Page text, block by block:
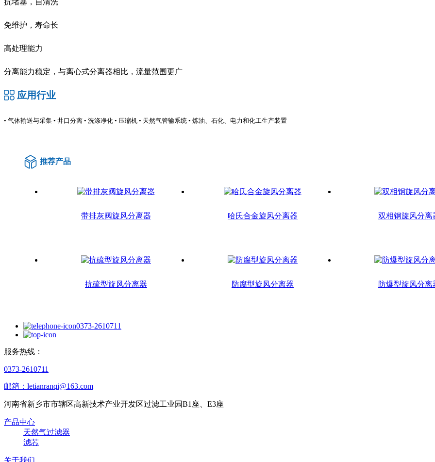
免维护，寿命长
高处理能力
分离能力稳定，与离心式分离器相比，流量范围更广
应用行业
• 气体输送与采集 • 井口分离 • 洗涤净化 • 压缩机 • 天然气管输系统 • 炼油、石化、电力和化工生产装置
推荐产品
带排灰阀旋风分离器 哈氏合金旋风分离器 双相钢旋风分离
抗硫型旋风分离器 防腐型旋风分离器 防爆型旋风分离
0373-2610711
服务热线：
0373-2610711
邮箱：letianranqi@163.com
河南省新乡市市辖区高新技术产业开发区过滤工业园B1座、E3座
产品中心
天然气过滤器
滤芯
关于我们